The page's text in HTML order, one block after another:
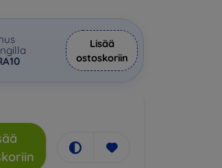
Lisää
ostoskoriin